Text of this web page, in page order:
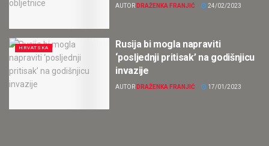
AUTOR DRAŽENKA FRANJIĆ 24/02/2023
HRVATSKA
Rusija bi mogla napraviti
‘posljednji pritisak’ na godišnjicu
invazije
AUTOR DRAŽENKA FRANJIĆ 17/01/2023